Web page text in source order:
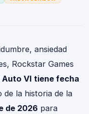
VGC
GAMING NEWS ·
ansiedad
Rockstar Games
VI tiene fecha
de la historia de la
de 2026 para